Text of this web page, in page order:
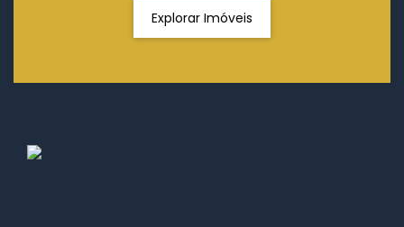
Explorar Imóveis